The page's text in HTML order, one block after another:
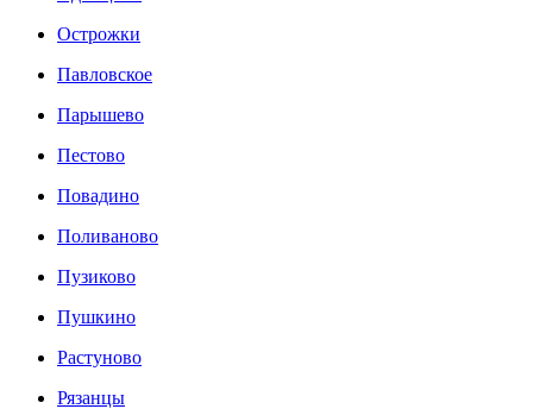
Острожки
Павловское
Парышево
Пестово
Повадино
Поливаново
Пузиково
Пушкино
Растуново
Рязанцы